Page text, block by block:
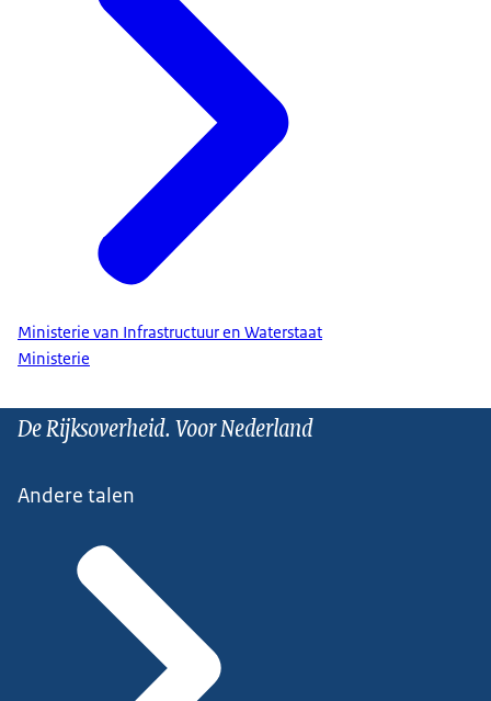
Ministerie van Infrastructuur en Waterstaat
Ministerie
De Rijksoverheid. Voor Nederland
Andere talen